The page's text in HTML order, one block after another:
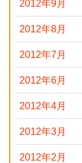
2012年9月
2012年8月
2012年7月
2012年6月
2012年4月
2012年3月
2012年2月